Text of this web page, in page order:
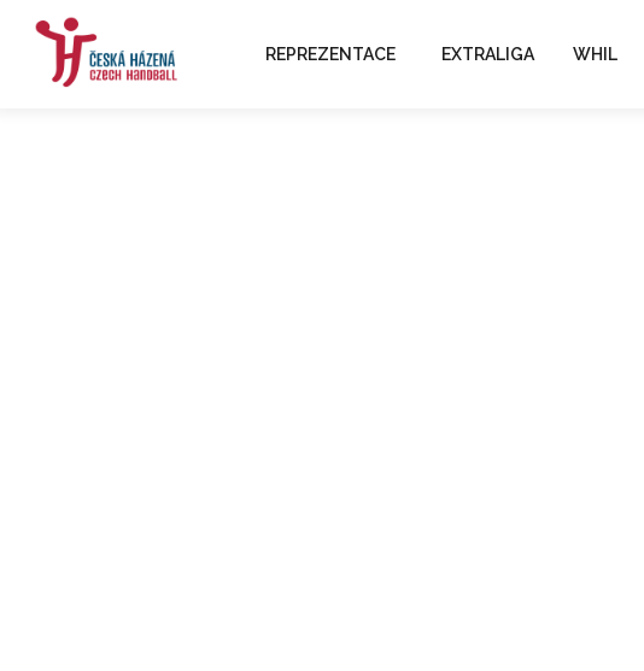
REPREZENTACE EXTRALIGA WHIL